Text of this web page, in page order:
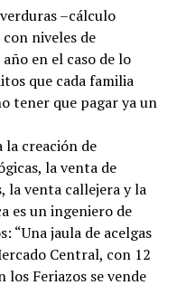
–cálculo
niveles de
en el caso de lo
que cada familia
tener que pagar ya un
creación de
la venta de
la venta callejera y la
es un ingeniero de
“Una jaula de acelgas
Central, con 12
los Feriazos se vende